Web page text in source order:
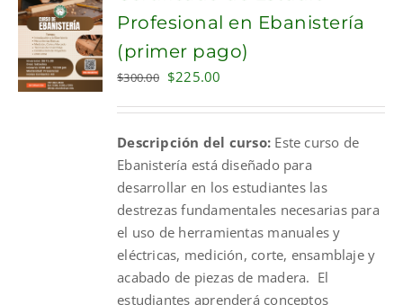
ADD TO
CART
Profesional en Ebanistería
(primer pago)
$300.00 Original
$300.00.
$225.00
$225.00.
Descripción del curso: Este curso de
Ebanistería está diseñado para
desarrollar en los estudiantes las
destrezas fundamentales necesarias para
el uso de herramientas manuales y
eléctricas, medición, corte, ensamblaje y
acabado de piezas de madera. El
estudiantes aprenderá conceptos